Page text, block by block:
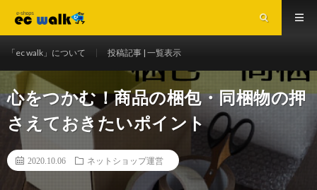
「ec walk」について 投稿記事 | 一覧表示
心をつかむ！商品の梱包・同梱物の押
さえておきたいポイント
2020.10.06 ネットショップ運営